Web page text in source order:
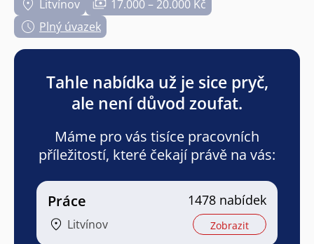
Litvínov
17.000 – 20.000 Kč
Plný úvazek
Tahle nabídka už je sice pryč,
ale není důvod zoufat.
Máme pro vás tisíce pracovních
příležitostí, které čekají právě na vás:
Práce
Litvínov
1478 nabídek
Zobrazit